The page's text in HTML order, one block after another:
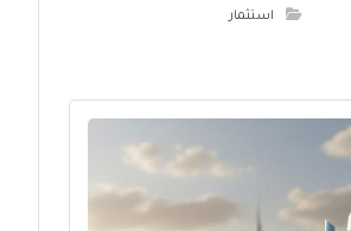
استثمار